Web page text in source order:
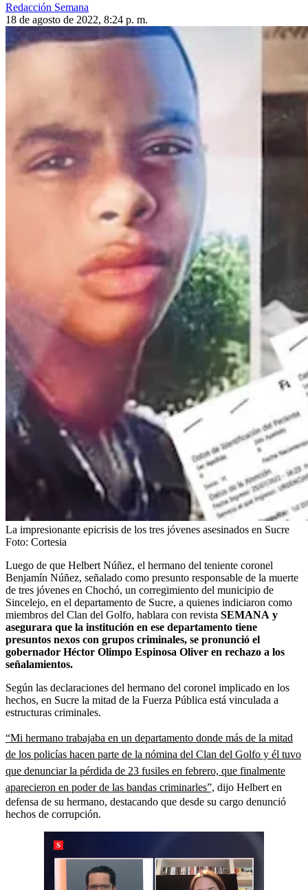
Redacción Semana
18 de agosto de 2022, 8:24 p. m.
La impresionante epicrisis de los tres jóvenes asesinados en Sucre
Foto: Cortesia
Luego de que Helbert Núñez, el hermano del teniente coronel
Benjamín Núñez, señalado como presunto responsable de la muerte
de tres jóvenes en Chochó, un corregimiento del municipio de
Sincelejo, en el departamento de Sucre, a quienes indiciaron como
miembros del Clan del Golfo, hablara con revista SEMANA y
asegurara que la institución en ese departamento tiene
presuntos nexos con grupos criminales, se pronunció el
gobernador Héctor Olimpo Espinosa Oliver en rechazo a los
señalamientos.
Según las declaraciones del hermano del coronel implicado en los
hechos, en Sucre la mitad de la Fuerza Pública está vinculada a
estructuras criminales.
“Mi hermano trabajaba en un departamento donde más de la mitad
de los policías hacen parte de la nómina del Clan del Golfo y él tuvo
que denunciar la pérdida de 23 fusiles en febrero, que finalmente
aparecieron en poder de las bandas criminarles”, dijo Helbert en
defensa de su hermano, destacando que desde su cargo denunció
hechos de corrupción.